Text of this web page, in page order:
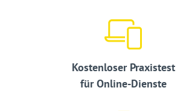
Kostenloser Praxistest
für Online-Dienste